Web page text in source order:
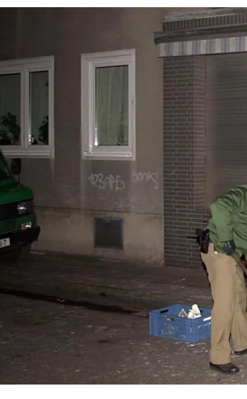
wahrheit
verlag
verlag
veranstaltungen
shop
fragen & hilfe
unterstützen
abo
genossenschaft